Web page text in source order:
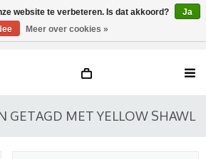
EN
GETAGD MET YELLOW SHAWL
website te verbeteren. Is dat akkoord?
Ja
Meer over cookies »